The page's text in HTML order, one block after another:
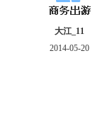
大江_11
2014-05-20